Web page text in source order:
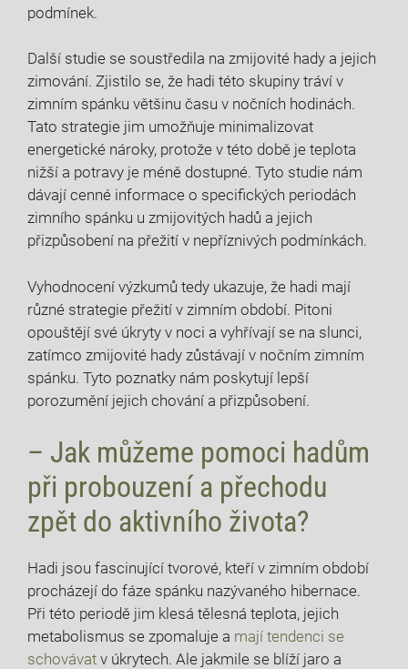
podmínek.
Další studie se soustředila na zmijovité hady a jejich
zimování. Zjistilo se, že hadi této skupiny tráví v
zimním spánku většinu času v nočních hodinách.
Tato strategie jim umožňuje minimalizovat
energetické nároky, protože v této době je teplota
nižší a potravy je méně dostupné. Tyto studie nám
dávají cenné informace o specifických periodách
zimního spánku u zmijovitých hadů a jejich
přizpůsobení na přežití v nepříznivých podmínkách.
Vyhodnocení výzkumů tedy ukazuje, že hadi mají
různé strategie přežití v zimním období. Pitoni
opouštějí své úkryty v noci a vyhřívají se na slunci,
zatímco zmijovité hady zůstávají v nočním zimním
spánku. Tyto poznatky nám poskytují lepší
porozumění jejich chování a přizpůsobení.
– Jak můžeme pomoci hadům
při probouzení a přechodu
zpět do aktivního života?
Hadi jsou fascinující tvorové, kteří v zimním období
procházejí do fáze spánku nazývaného hibernace.
Při této periodě jim klesá tělesná teplota, jejich
metabolismus se zpomaluje a mají tendenci se
schovávat v úkrytech. Ale jakmile se blíží jaro a